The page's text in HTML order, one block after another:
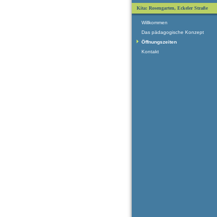
Kita: Rosengarten, Eckeler Straße
Willkommen
Das pädagogische Konzept
Öffnungszeiten
Kontakt